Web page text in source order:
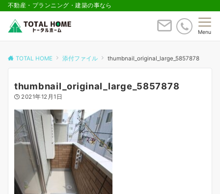
不動産・プランニング・建築の事なら
Menu
TOTAL HOME 添付ファイル thumbnail_original_large_5857878
thumbnail_original_large_5857878
2021年12月1日